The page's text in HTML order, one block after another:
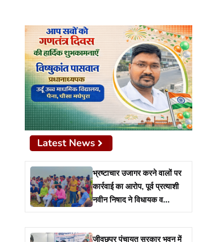
Latest News
भ्रष्टाचार उजागर करने वालों पर
कार्रवाई का आरोप, पूर्व प्रत्याशी
नवीन निषाद ने विधायक व
प्रशासन से मांगा जवाब
जीवछपर पंचायत सरकार भवन में